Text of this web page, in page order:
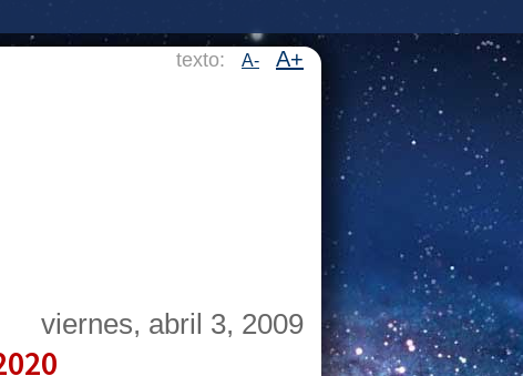
texto: A- A+
viernes, abril 3, 2009